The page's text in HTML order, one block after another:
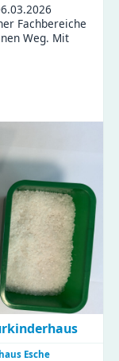
Fachbereiche
Weg. Mit
Esche